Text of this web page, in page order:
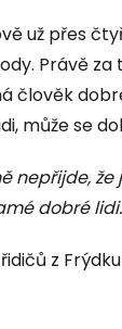
už přes
Právě za
člověk
může se
nepřijde,
dobré
z